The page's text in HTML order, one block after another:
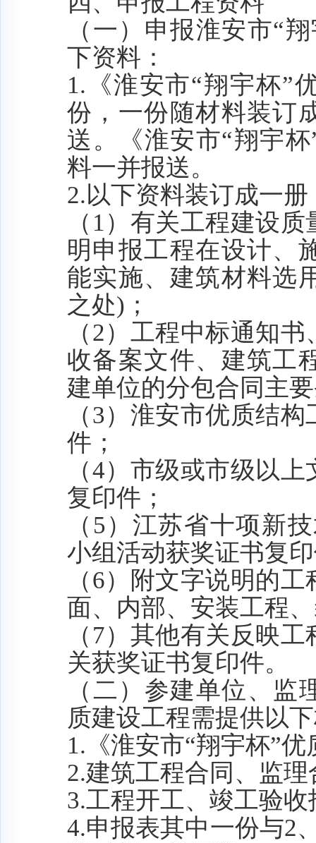
（一）申报淮安市“
下资料：
1. 《淮安市“翔宇杯”
份，一份随材料装订
送。《淮安市“翔宇
料一并报送。
2. 以下资料装订成一册
（ 1）有关工程建设
明 申报工程在设计、
能实施、建筑材料选
之处)；
（2）工程中标通知
收备案文件、建筑工
建单位的分包合同主
（3）淮安市优质结
件；
（4）市级或市级以
复印件；
（ 5）江苏省十项新
小组活动获奖证书复
（6）附文字说明的
面、内部、安装工程
（ 7）其他有关反映
关获奖证书复印件。
（二）参建单位、监
质建设工程需提供以
1. 《淮安市“翔宇杯”
2.建筑工程合同、监
3.工程开工、竣工验收
4.申报表其中一份与2